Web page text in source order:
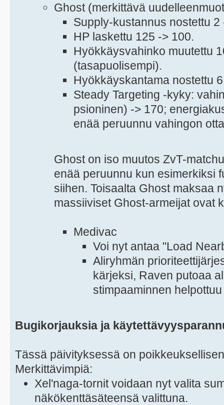
Ghost (merkittävä
Supply-kustannus nostettu 2
HP laskettu 125 -> 100.
Hyökkäysvahinko muutettu
(tasapuolisempi).
Hyökkäyskantama nostettu
Steady Targeting -kyky:
psioninen) -> 170;
enää peruunnu vahingon
Ghost on iso muutos ZvT-
enää peruunnu kun esimerkiksi
siihen. Toisaalta Ghost maksaa
massiiviset Ghost-armeijat ovat
Medivac
Voi nyt antaa "Load
Aliryhmän
kärjeksi, Raven putoaa
stimpaaminnen
Bugikorjauksia ja
Tässä päivityksessä on
Merkittävimpiä:
Xel'naga-tornit voidaan nyt valita
näkökenttäsäteensä valittuna.